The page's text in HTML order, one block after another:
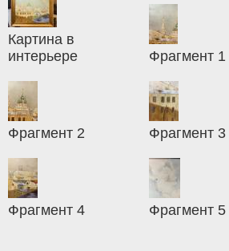
Картина в
интерьере
Фрагмент 1
Фрагмент 2 Фрагмент 3
Фрагмент 4 Фрагмент 5